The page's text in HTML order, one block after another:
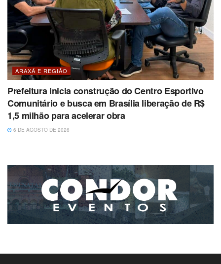
ARAXÁ E REGIÃO
Prefeitura inicia construção do Centro Esportivo
Comunitário e busca em Brasília liberação de R$
1,5 milhão para acelerar obra
6 DE AGOSTO DE 2026